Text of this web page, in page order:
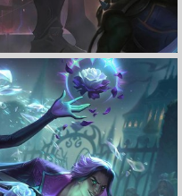
LOL》4K超清壁纸
立 即 下 载
收 藏